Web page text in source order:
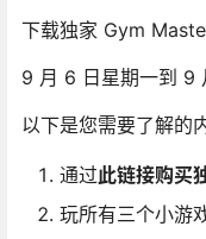
下载独家 Gym
9 月 6 日星期一到 9
以下是您需要了解的
通过此链接购买
玩所有三个小游